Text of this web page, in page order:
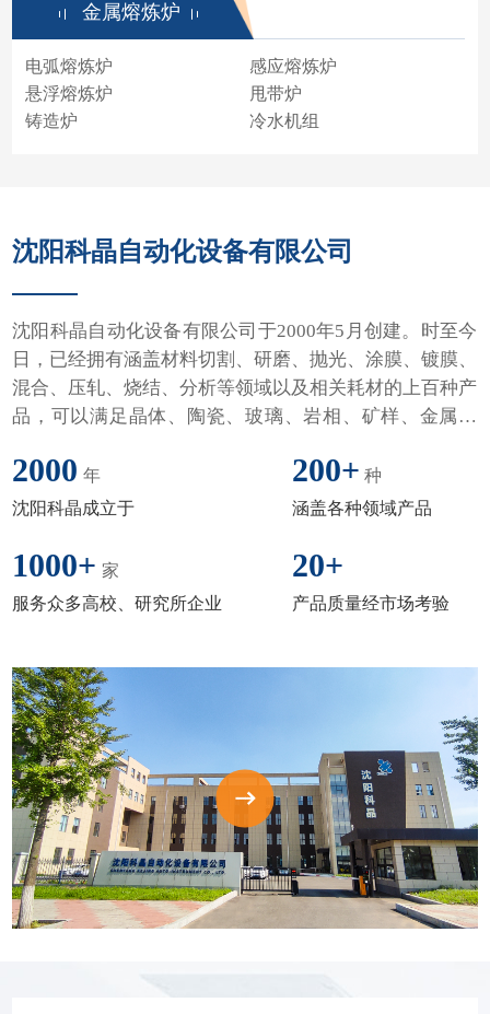
金属熔炼炉
电弧熔炼炉
感应熔炼炉
悬浮熔炼炉
甩带炉
铸造炉
冷水机组
沈阳科晶自动化设备有限公司
沈阳科晶自动化设备有限公司于2000年5月创建。时至今
日，已经拥有涵盖材料切割、研磨、抛光、涂膜、镀膜、
混合、压轧、烧结、分析等领域以及相关耗材的上百种产
品，可以满足晶体、陶瓷、玻璃、岩相、矿样、金属材
2000 年
沈阳科晶成立于
200+ 种
涵盖各种领域产品
1000+ 家
服务众多高校、研究所企业
20+
产品质量经市场考验